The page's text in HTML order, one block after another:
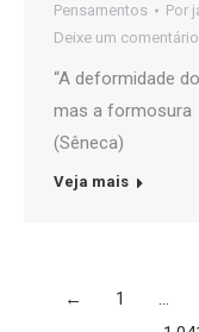
Pensamentos Por
Deixe um comentário
“A deformidade
mas a formosura
(Sêneca)
Veja mais
← 1 …